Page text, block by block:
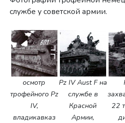
службе у советской армии.
осмотр
трофейного Pz
IV,
владикавказ
Pz IV Aust F на
службе в
Красной
Армии,
22